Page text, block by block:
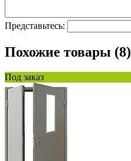
Представьтесь:
Похожие товары (8)
Под заказ